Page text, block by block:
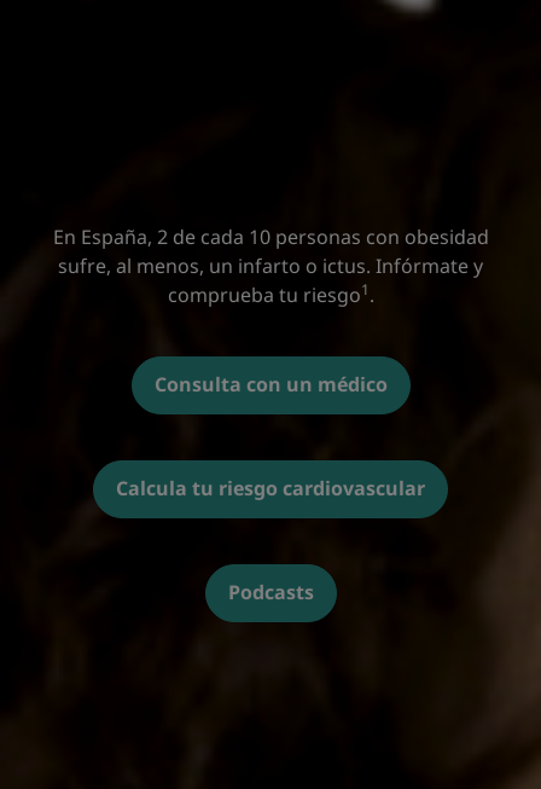
En España, 2 de cada 10 personas con obesidad
sufre, al menos, un infarto o ictus. Infórmate y
comprueba tu riesgo1.
Consulta con un médico
Calcula tu riesgo cardiovascular
Podcasts